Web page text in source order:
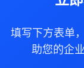
填写下方表单
助您的企